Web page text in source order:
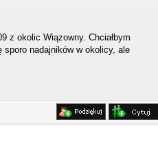
z okolic Wiązowny. Chciałbym
nadajników w okolicy, ale